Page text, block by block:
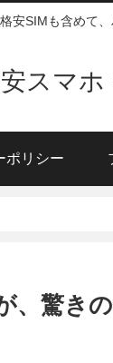
安SIMも含めて
スマホ
ポリシー
、驚き